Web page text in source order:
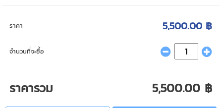
ราคา 5,500.00 ฿
จำนวนที่จะซื้อ
ราคารวม 5,500.00 ฿